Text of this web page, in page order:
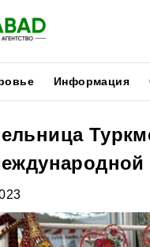
Информация